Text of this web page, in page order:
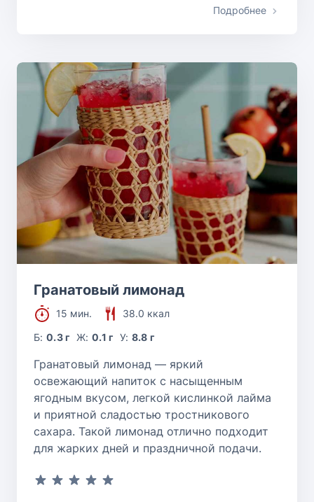
Подробнее
Гранатовый лимонад
15 мин.
38.0 ккал
Б:0.3 г Ж: 0.1 г У: 8.8 г
Гранатовый лимонад — яркий
освежающий напиток с насыщенным
ягодным вкусом, легкой кислинкой лайма
и приятной сладостью тростникового
сахара. Такой лимонад отлично подходит
для жарких дней и праздничной подачи.